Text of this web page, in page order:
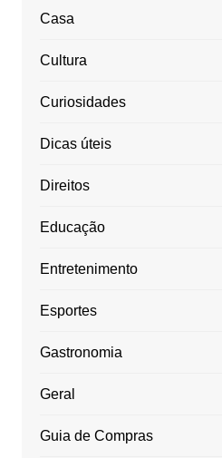
Casa
Cultura
Curiosidades
Dicas úteis
Direitos
Educação
Entretenimento
Esportes
Gastronomia
Geral
Guia de Compras